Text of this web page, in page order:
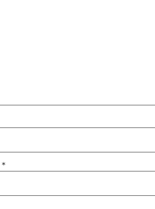
*